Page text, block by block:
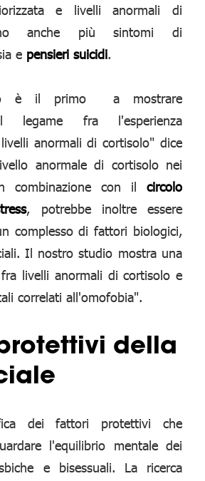
e livelli anormali di
anche più sintomi di
e pensieri suicidi.
è il primo a mostrare
legame fra l'esperienza
anormali di cortisolo" dice
anormale di cortisolo nei
combinazione con il circolo
, potrebbe inoltre essere
complesso di fattori biologici,
Il nostro studio mostra una
fra livelli anormali di cortisolo e
correlati all'omofobia".
della
dei fattori protettivi che
l'equilibrio mentale dei
e bisessuali. La ricerca